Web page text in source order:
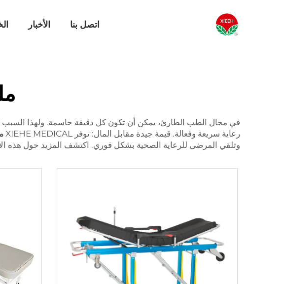
الأخبار اتصل بنا
في مجال الطب الطارئ، يمكن أن تكون كل دقيقة حاسمة. ولهذا السبب فإن
رعاية سريعة وفعالة. قيمة جيدة مقابل المال: توفر XIEHE MEDICAL
وتلقي المرضى للرعاية الصحية بشكل فوري. اكتشف المزيد حول هذه